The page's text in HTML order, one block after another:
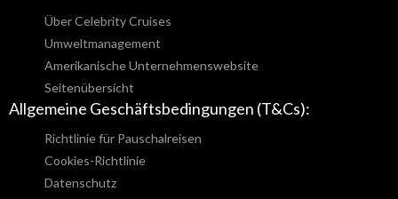
Über Celebrity Cruises
Umweltmanagement
Amerikanische Unternehmenswebsite
Seitenübersicht
Allgemeine Geschäftsbedingungen (T&Cs):
Richtlinie für Pauschalreisen
Cookies-Richtlinie
Datenschutz